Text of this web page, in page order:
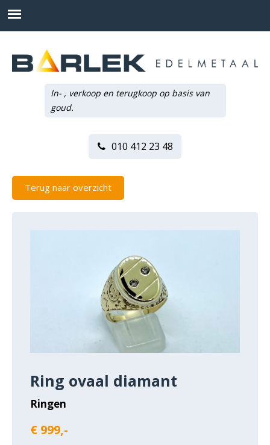
In- , verkoop en terugkoop op basis van
goud.
010 412 23 48
Terug naar overzicht
Ring ovaal diamant
Ringen
€ 999,-